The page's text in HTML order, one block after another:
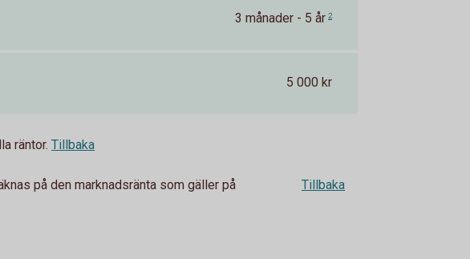
3 månader - 5 år 2
5 000 kr
räntor. Tillbaka
på den marknadsränta som gäller på
Tillbaka